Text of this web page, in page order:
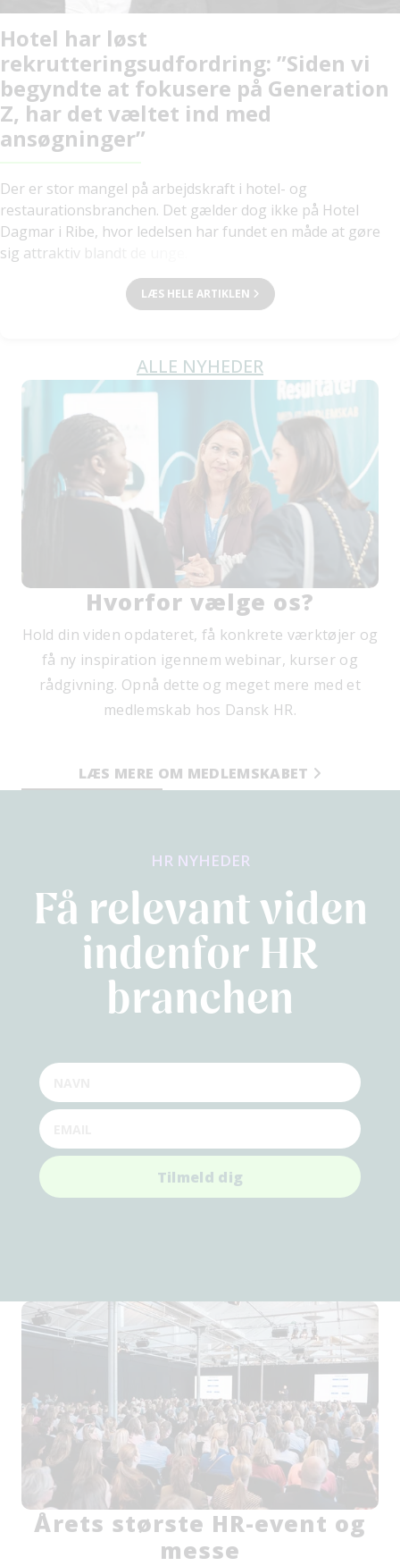
Hotel har løst
rekrutteringsudfordring: ”Siden vi
begyndte at fokusere på Generation
Z, har det væltet ind med
ansøgninger”
Der er stor mangel på arbejdskraft i hotel- og
restaurationsbranchen. Det gælder dog ikke på Hotel
Dagmar i Ribe, hvor ledelsen har fundet en måde at gøre
sig attraktiv blandt de unge.
LÆS HELE ARTIKLEN
ALLE NYHEDER
Hvorfor vælge os?
Hold din viden opdateret, få konkrete værktøjer og
få ny inspiration igennem webinar, kurser og
rådgivning. Opnå dette og meget mere med et
medlemskab hos Dansk HR.
LÆS MERE OM MEDLEMSKABET
HR NYHEDER
Få relevant viden
indenfor HR
branchen
Årets største HR-event og
messe